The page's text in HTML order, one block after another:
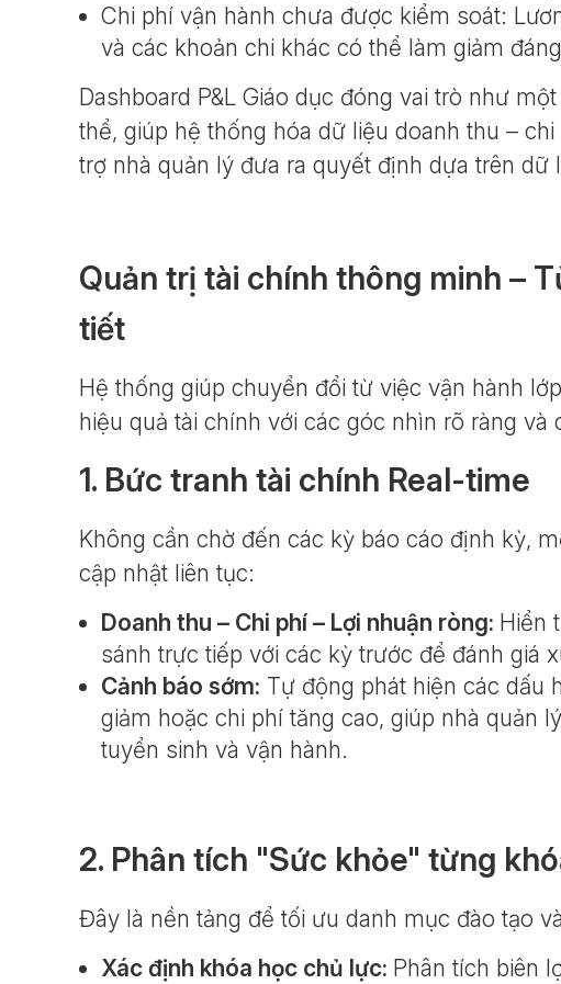
Chi phí vận hành chưa được kiểm soát:
và các khoản chi khác có thể làm giảm
Dashboard P&L Giáo dục đóng vai trò như
thể, giúp hệ thống hóa dữ liệu doanh thu –
trợ nhà quản lý đưa ra quyết định dựa trên
Quản trị tài chính thông minh –
tiết
Hệ thống giúp chuyển đổi từ việc vận hành
hiệu quả tài chính với các góc nhìn rõ ràng và
1. Bức tranh tài chính Real-time
Không cần chờ đến các kỳ báo cáo định kỳ,
cập nhật liên tục:
Doanh thu – Chi phí – Lợi nhuận ròng: Hiển
sánh trực tiếp với các kỳ trước để đánh giá
Cảnh báo sớm: Tự động phát hiện các dấu
giảm hoặc chi phí tăng cao, giúp nhà quản
tuyển sinh và vận hành.
2. Phân tích "Sức khỏe" từng
Đây là nền tảng để tối ưu danh mục đào tạo
Xác định khóa học chủ lực: Phân tích biên